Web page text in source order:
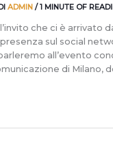
ADMIN /1 MINUTE OF
che ci è arrivato
sul social
all’evento
di Milano,